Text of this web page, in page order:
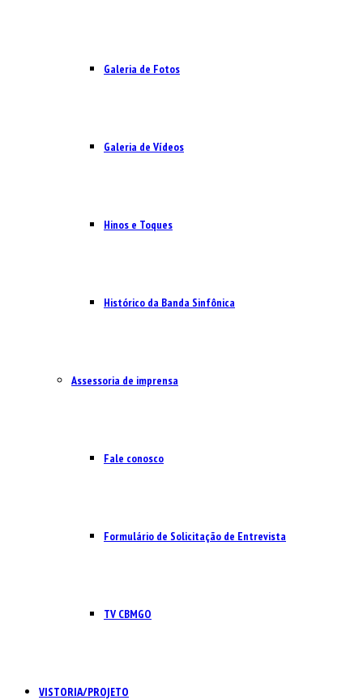
Galeria de Fotos
Galeria de Vídeos
Hinos e Toques
Histórico da Banda Sinfônica
Assessoria de imprensa
Fale conosco
Formulário de Solicitação de Entrevista
TV CBMGO
VISTORIA/PROJETO